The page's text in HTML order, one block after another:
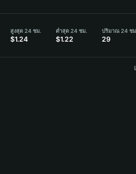
สูงสุด 24 ชม.
$1.24
ต่ำสุด 24 ชม.
$1.22
ปริมาณ 24 ชม
29